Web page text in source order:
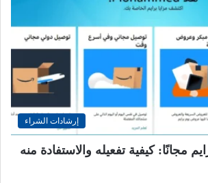
إرشادات الشراء
مجانًا: كيفية تفعيله والاستفادة منه